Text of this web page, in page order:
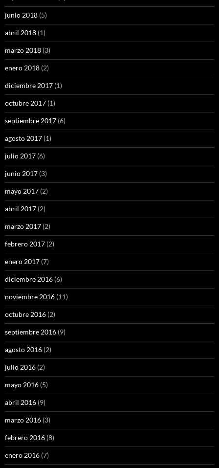
junio 2018 (5)
abril 2018 (1)
marzo 2018 (3)
enero 2018 (2)
diciembre 2017 (1)
octubre 2017 (1)
septiembre 2017 (6)
agosto 2017 (1)
julio 2017 (6)
junio 2017 (3)
mayo 2017 (2)
abril 2017 (2)
marzo 2017 (2)
febrero 2017 (2)
enero 2017 (7)
diciembre 2016 (6)
noviembre 2016 (11)
octubre 2016 (2)
septiembre 2016 (9)
agosto 2016 (2)
julio 2016 (2)
mayo 2016 (5)
abril 2016 (9)
marzo 2016 (3)
febrero 2016 (8)
enero 2016 (7)